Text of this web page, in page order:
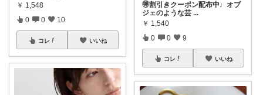
￥ 1,548
0 0 10
コレ いいね
🉐割引きクーポン配布中♩オブ
ジェのような芸 ...
￥ 1,540
0 0 9
コレ いいね